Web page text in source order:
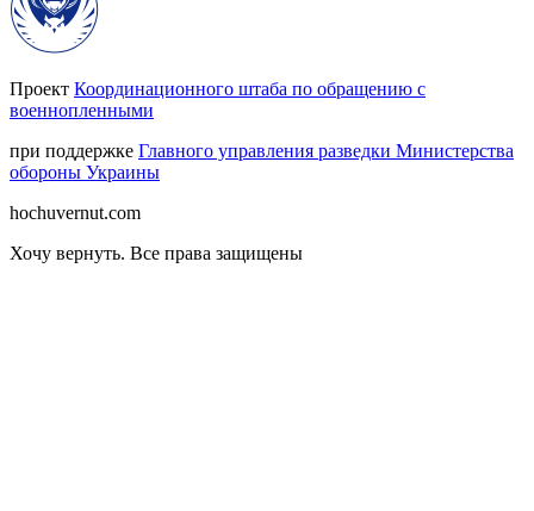
Проект Координационного штаба по обращению с
военнопленными
при поддержке Главного управления разведки Министерства
обороны Украины
hochuvernut.com
Хочу вернуть. Все права защищены